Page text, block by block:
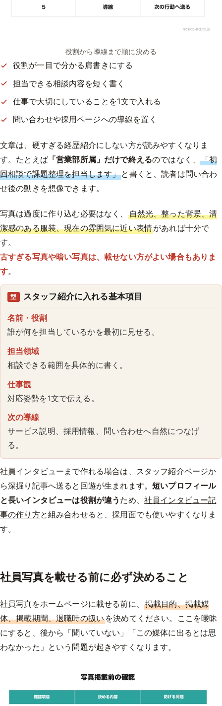
役割から導線まで順に決める
役割が一目で分かる肩書きにする
担当できる相談内容を短く書く
仕事で大切にしていることを1文で入れる
問い合わせや採用ページへの導線を置く
文章は、硬すぎる経歴紹介にしない方が読みやすくなりま
す。たとえば「営業部所属」だけで終えるのではなく、「初
回相談で課題整理を担当します」と書くと、読者は問い合わ
せ後の動きを想像できます。
写真は過度に作り込む必要はなく、 自然光、整った背景、清
潔感のある服装、現在の雰囲気に近い表情があれば十分で
す。
古すぎる写真や暗い写真は、載せない方がよい場合もありま
す。
型 スタッフ紹介に入れる基本項目
名前・役割
誰が何を担当しているかを最初に見せる。
担当領域
相談できる範囲を具体的に書く。
仕事観
対応姿勢を1文で伝える。
次の導線
サービス説明、採用情報、問い合わせへ自然につなげ
る。
社員インタビューまで作れる場合は、スタッフ紹介ページか
ら深掘り記事へ送ると回遊が生まれます。短いプロフィール
と長いインタビューは役割が違う ため、 社員インタビュー記
事の作り方と組み合わせると、採用面でも使いやすくなりま
す。
社員写真を載せる前に必ず決めること
社員写真をホームページに載せる前に、 掲載目的、掲載媒
体、掲載期間、退職時の扱いを決めてください。ここを曖昧
にすると、後から「聞いていない」「この媒体に出るとは思
わなかった」という問題が起きやすくなります。